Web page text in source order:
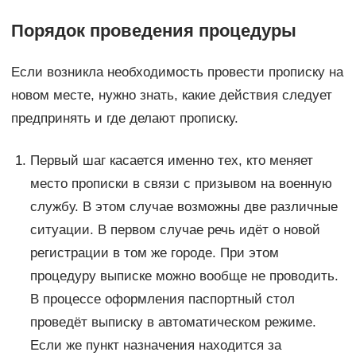
Порядок проведения процедуры
Если возникла необходимость провести прописку на
новом месте, нужно знать, какие действия следует
предпринять и где делают прописку.
Первый шаг касается именно тех, кто меняет
место прописки в связи с призывом на военную
службу. В этом случае возможны две различные
ситуации. В первом случае речь идёт о новой
регистрации в том же городе. При этом
процедуру выписке можно вообще не проводить.
В процессе оформления паспортный стол
проведёт выписку в автоматическом режиме.
Если же пункт назначения находится за